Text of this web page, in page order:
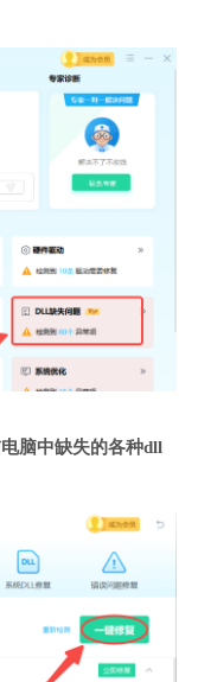
脑中缺失的各种dll